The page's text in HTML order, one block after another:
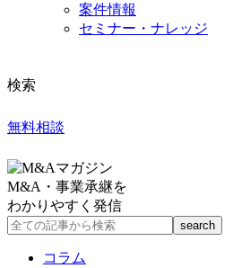
案件情報
セミナー・ナレッジ
検索
無料相談
M&A・事業承継を
わかりやすく発信
コラム